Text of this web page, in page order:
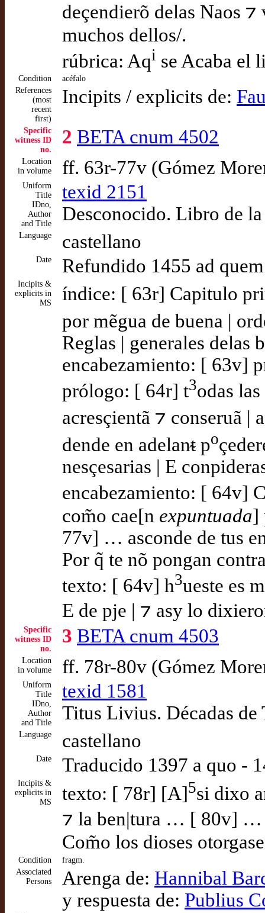
deçendierõ delas Naos
muchos dellos/.
rúbrica: Aqi se Acaba el
Condition
acéfalo
References
(most
recent
first)
Incipits / explicits de:
Specific
witness ID
no.
2 BETA cnum 4502
Location
in volume
ff. 63r-77v (Gómez
Uniform
Title
IDno,
Author
and Title
texid 2151
Desconocido. Libro de
Language castellano
Date Refundido 1455 ad quem
Incipits &
explicits in
MS
índice: [ 63r] Capitulo
por mẽgua de buena |
Reglas | generales delas
encabezamiento: [ 63v]
prólogo: [ 64r] t3odas
acresçientã ⁊ conseruã
dende en adelanᵵ po
nesçesarias | E
encabezamiento: [ 64v]
com̃o cae[n expuntuada]
77v] … asconde de tus
Por q̃ te nõ pongan
texto: [ 64v] h3ueste es
E de pje | ⁊ asy lo
Specific
witness ID
no.
3 BETA cnum 4503
Location
in volume
ff. 78r-80v (Gómez
Uniform
Title
IDno,
Author
and Title
texid 1581
Titus Livius. Décadas
Language castellano
Date Traducido 1397 a quo -
Incipits &
explicits in
MS
texto: [ 78r] [A]5si dixo
⁊ la ben|tura … [ 80v] …
Com̃o los dioses
Condition
fragm.
Associated
Persons
Arenga de: Hannibal
y respuesta de: Publius